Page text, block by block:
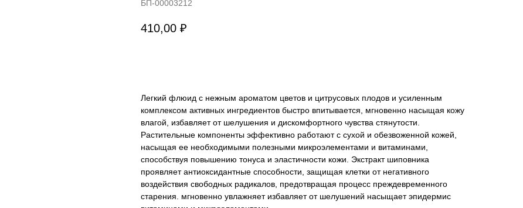
БП-00003212
410,00 ₽
Легкий флюид с нежным ароматом цветов и цитрусовых плодов и усиленным
комплексом активных ингредиентов быстро впитывается, мгновенно насыщая кожу
влагой, избавляет от шелушения и дискомфортного чувства стянутости.
Растительные компоненты эффективно работают с сухой и обезвоженной кожей,
насыщая ее необходимыми полезными микроэлементами и витаминами,
способствуя повышению тонуса и эластичности кожи. Экстракт шиповника
проявляет антиоксидантные способности, защищая клетки от негативного
воздействия свободных радикалов, предотвращая процесс преждевременного
старения. мгновенно увлажняет избавляет от шелушений насыщает эпидермис